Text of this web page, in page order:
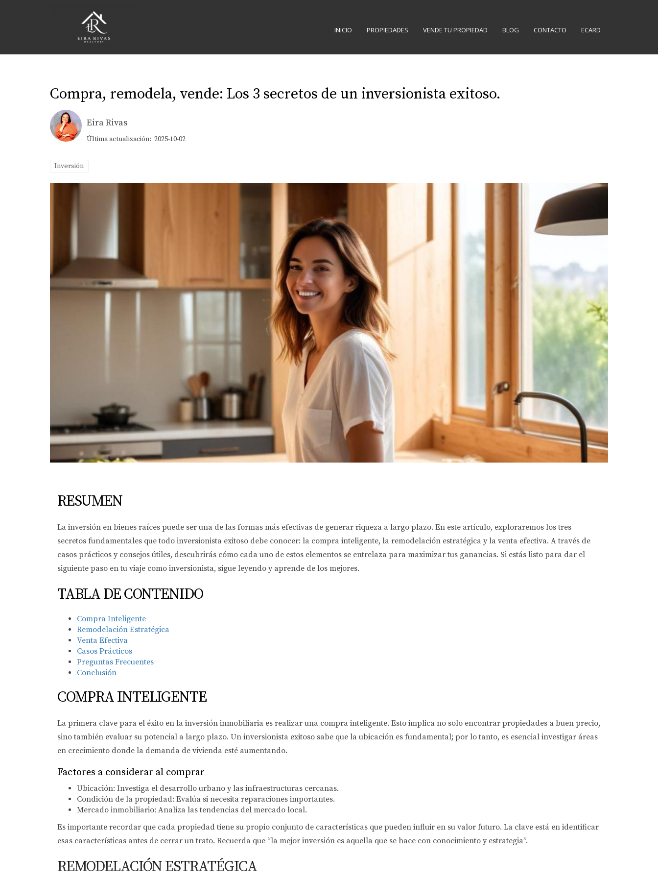
INICIO PROPIEDADES VENDE TU PROPIEDAD BLOG CONTACTO ECARD
Compra, remodela, vende: Los 3 secretos de un inversionista exitoso.
Eira Rivas
Última actualización: 2025-10-02
Inversión
RESUMEN
La inversión en bienes raíces puede ser una de las formas más efectivas de generar riqueza a largo plazo. En este artículo, exploraremos los tres
secretos fundamentales que todo inversionista exitoso debe conocer: la compra inteligente, la remodelación estratégica y la venta efectiva. A través de
casos prácticos y consejos útiles, descubrirás cómo cada uno de estos elementos se entrelaza para maximizar tus ganancias. Si estás listo para dar el
siguiente paso en tu viaje como inversionista, sigue leyendo y aprende de los mejores.
TABLA DE CONTENIDO
Compra Inteligente
Remodelación Estratégica
Venta Efectiva
Casos Prácticos
Preguntas Frecuentes
Conclusión
COMPRA INTELIGENTE
La primera clave para el éxito en la inversión inmobiliaria es realizar una compra inteligente. Esto implica no solo encontrar propiedades a buen precio,
sino también evaluar su potencial a largo plazo. Un inversionista exitoso sabe que la ubicación es fundamental; por lo tanto, es esencial investigar áreas
en crecimiento donde la demanda de vivienda esté aumentando.
Factores a considerar al comprar
Ubicación: Investiga el desarrollo urbano y las infraestructuras cercanas.
Condición de la propiedad: Evalúa si necesita reparaciones importantes.
Mercado inmobiliario: Analiza las tendencias del mercado local.
Es importante recordar que cada propiedad tiene su propio conjunto de características que pueden influir en su valor futuro. La clave está en identificar
esas características antes de cerrar un trato. Recuerda que “la mejor inversión es aquella que se hace con conocimiento y estrategia”.
REMODELACIÓN ESTRATÉGICA